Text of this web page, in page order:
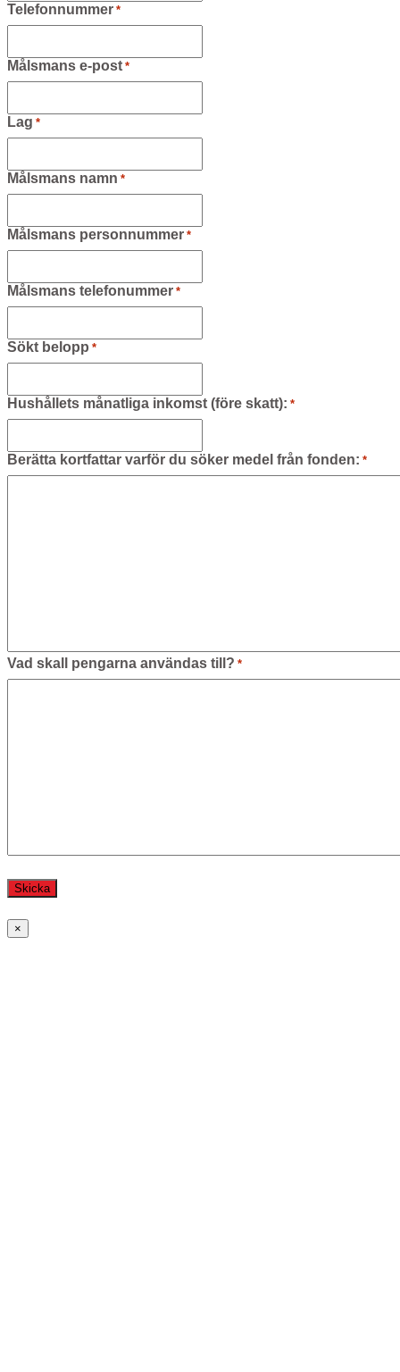
Telefonnummer *
Målsmans e-post *
Lag *
Målsmans namn *
Målsmans personnummer *
Målsmans telefonummer *
Sökt belopp *
Hushållets månatliga inkomst (före skatt): *
Berätta kortfattar varför du söker medel från fonden: *
Vad skall pengarna användas till? *
×